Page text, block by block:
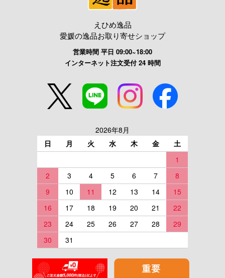
えひめ逸品
愛媛の逸品お取り寄せショップ
営業時間 平日 09:00~18:00
インターネット注文受付 24 時間
2026年8月
日
月 火 水 木 金
土
1
2
3 4 5 6 7
8
9
10 11 12 13 14
15
16
17 18 19 20 21
22
23
24 25 26 27 28
29
30
31